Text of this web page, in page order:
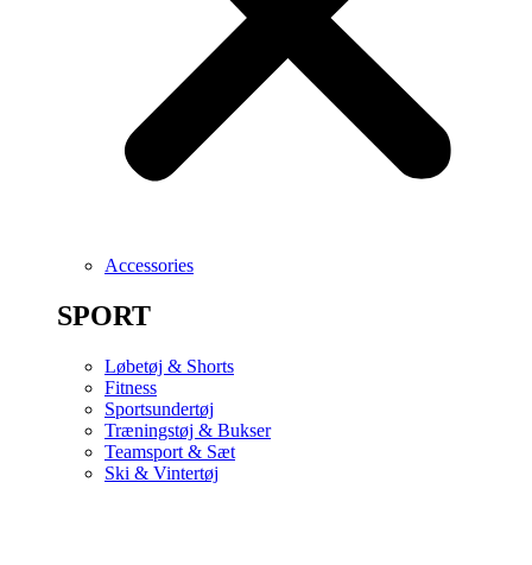
Accessories
SPORT
Løbetøj & Shorts
Fitness
Sportsundertøj
Træningstøj & Bukser
Teamsport & Sæt
Ski & Vintertøj